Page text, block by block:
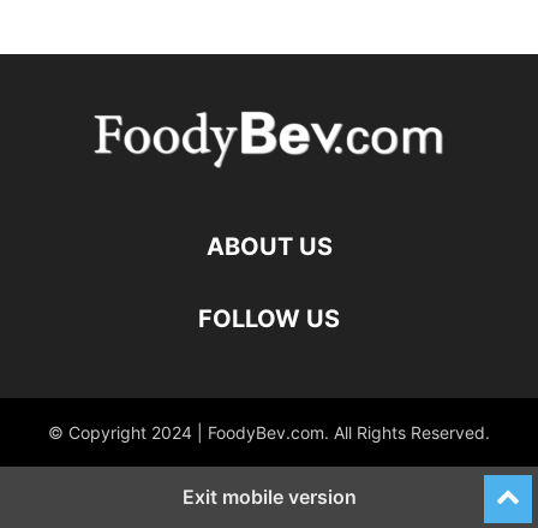
ABOUT US
FOLLOW US
© Copyright 2024 | FoodyBev.com. All Rights Reserved.
Exit mobile version